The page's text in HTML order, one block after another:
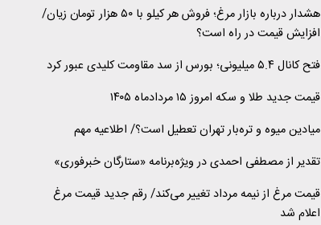
هشدار درباره بازار مرغ؛ فروش هر کیلو با ۵۰ هزار تومان زیان/
افزایش قیمت در راه است؟
فتح کانال ۵.۴ میلیونی؛ بورس از سد مقاومت کلیدی عبور کرد
قیمت جدید طلا و سکه امروز ۱۵ مردادماه ۱۴۰۵
میادین میوه و تره‌بار تهران تعطیل است؟/ اطلاعیه مهم
تقدیر از مصطفی احمدی در ویژه‌برنامه «ستارگان خبرفوری»
قیمت مرغ از نیمه مرداد تغییر می‌کند/ رقم جدید قیمت مرغ
اعلام شد